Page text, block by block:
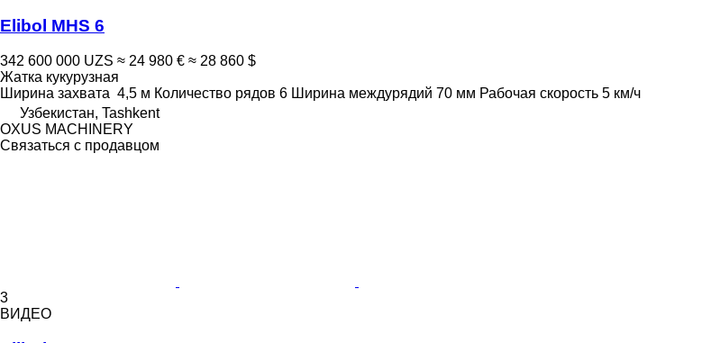
Elibol MHS 6
342 600 000 UZS ≈ 24 980 € ≈ 28 860 $
Жатка кукурузная
Ширина захвата 4,5 м Количество рядов 6 Ширина междурядий 70 мм Рабочая скорость 5 км/ч
Узбекистан, Tashkent
OXUS MACHINERY
Связаться с продавцом
3
ВИДЕО